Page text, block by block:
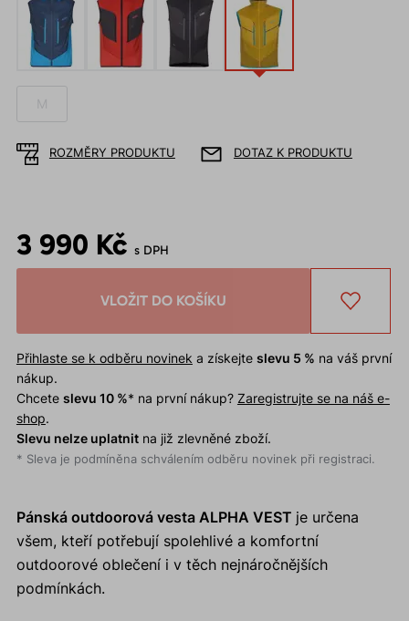
M
ROZMĚRY PRODUKTU DOTAZ K PRODUKTU
3 990 Kč s DPH
VLOŽIT DO KOŠÍKU
Přihlaste se k odběru novinek a získejte slevu 5 % na váš první
nákup.
Chcete slevu 10 %* na první nákup? Zaregistrujte se na náš e-
shop.
Slevu nelze uplatnitna již zlevněné zboží.
* Sleva je podmíněna schválením odběru novinek při registraci.
Pánská outdoorová vesta ALPHA VEST je určena
všem, kteří potřebují spolehlivé a komfortní
outdoorové oblečení i v těch nejnáročnějších
podmínkách.